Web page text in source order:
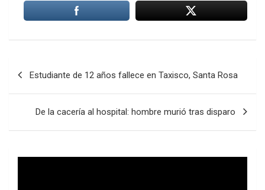
entradas
Estudiante de 12 años fallece en Taxisco, Santa Rosa
De la cacería al hospital: hombre murió tras disparo